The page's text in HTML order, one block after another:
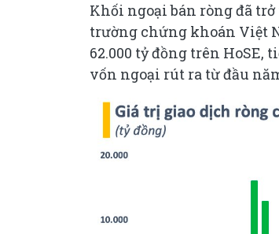
Khối ngoại bán ròng đã
trường chứng khoán Việt
62.000 tỷ đồng trên HoSE,
vốn ngoại rút ra từ đầu